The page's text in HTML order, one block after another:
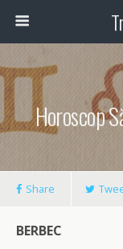
Horoscop
Share
BERBEC